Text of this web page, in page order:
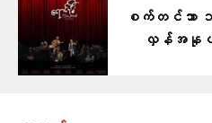
စက်တင်ဘာ
လှန်အနုပညာ